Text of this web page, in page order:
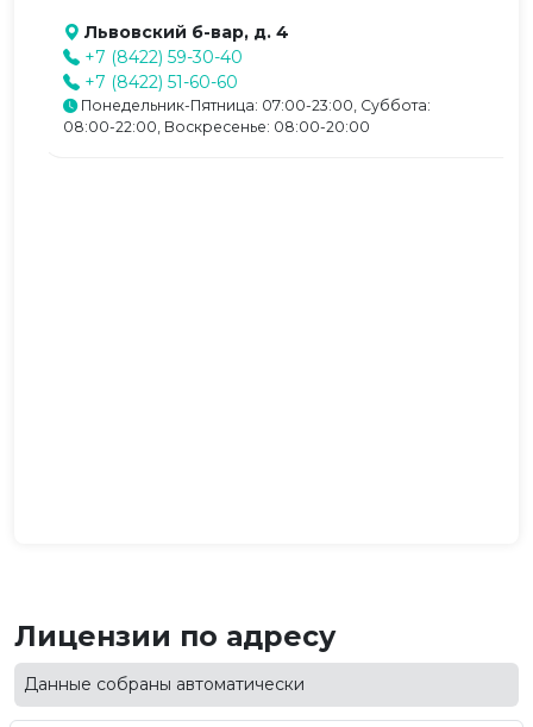
Львовский б-вар, д. 4
+7 (8422) 59-30-40
+7 (8422) 51-60-60
Понедельник-Пятница: 07:00-23:00, Суббота:
08:00-22:00, Воскресенье: 08:00-20:00
Лицензии по адресу
Данные собраны автоматически